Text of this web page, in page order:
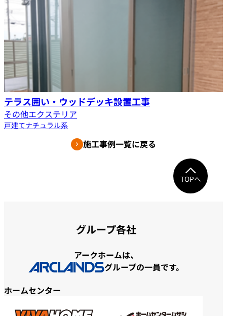
テラス囲い・ウッドデッキ設置工事
その他エクステリア
戸建てナチュラル系
施工事例一覧に戻る
TOPへ
グループ各社
アークホームは、
グループの一員です。
ホームセンター